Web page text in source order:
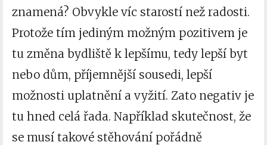
znamená? Obvykle víc starostí než radosti.
Protože tím jediným možným pozitivem je
tu změna bydliště k lepšímu, tedy lepší byt
nebo dům, příjemnější sousedi, lepší
možnosti uplatnění a vyžití. Zato negativ je
tu hned celá řada. Například skutečnost, že
se musí takové stěhování pořádně